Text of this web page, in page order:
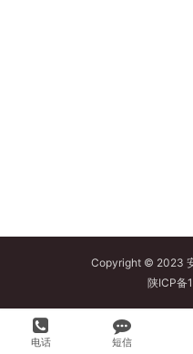
Copyright © 2023
陕ICP备
电话 短信